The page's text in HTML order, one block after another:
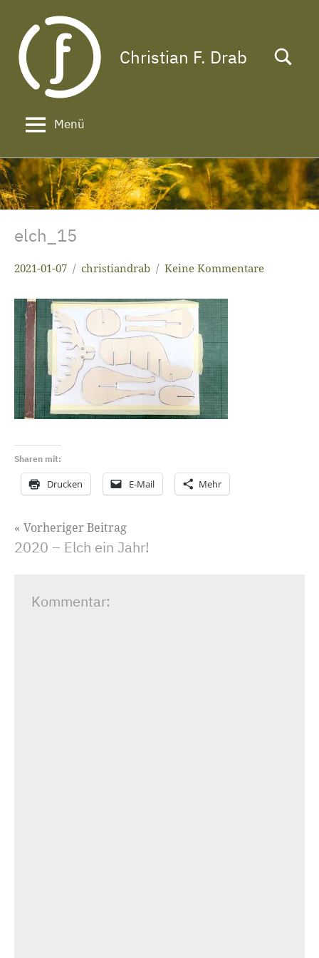
Inhalt
springen
Christian F. Drab
Das
ein
langes
Gesicht!
Menü
elch_15
2021-01-07 christiandrab Keine Kommentare
Sharen mit:
Drucken E-Mail Mehr
Beitragsnavigation
Vorheriger Beitrag
2020 – Elch ein Jahr!
Kommentar: